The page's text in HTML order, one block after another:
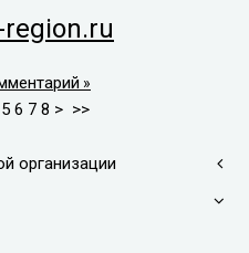
5 6 7 8 > >>
организации